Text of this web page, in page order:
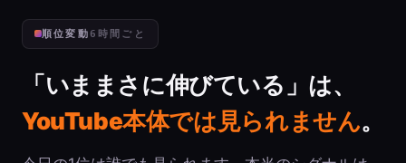
順位変動 6時間ごと
「いままさに伸びている」は、
YouTube本体では見られません。